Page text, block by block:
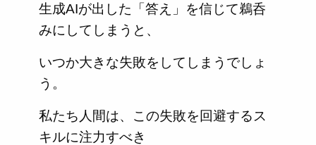
生成AIが出した「答え」を信じて鵜呑
みにしてしまうと、
いつか大きな失敗をしてしまうでしょ
う。
私たち人間は、この失敗を回避するス
キルに注力すべき